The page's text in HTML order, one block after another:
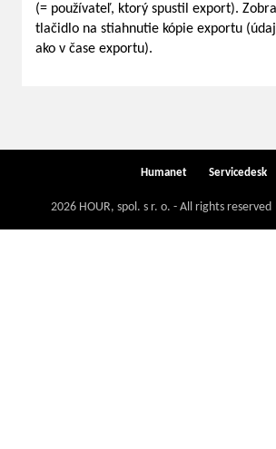
(= používateľ, ktorý spustil export).
tlačidlo na stiahnutie kópie exportu
ako v čase exportu).
2026 HOUR, spol. s r. o. - All rights reserved
Humanet Servicedesk